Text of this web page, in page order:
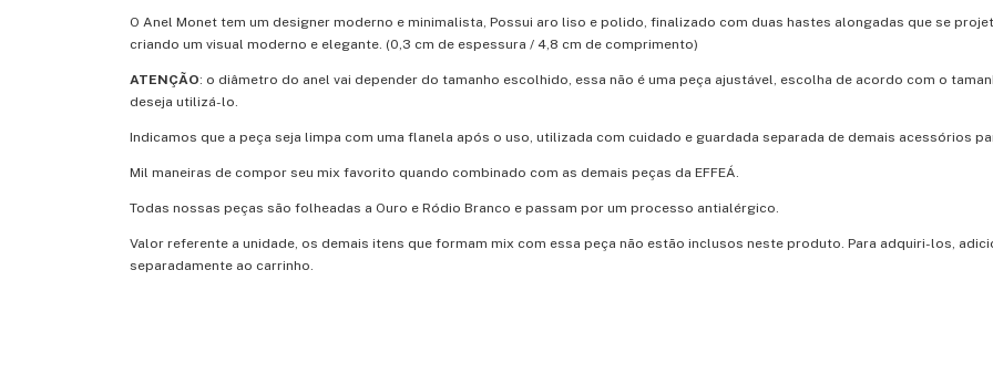
O Anel Monet tem um designer moderno e minimalista, Possui aro liso e polido, finalizado com duas hastes alongadas que se
criando um visual moderno e elegante. (0,3 cm de espessura / 4,8 cm de comprimento)
ATENÇÃO: o diâmetro do anel vai depender do tamanho escolhido, essa não é uma peça ajustável, escolha de acordo com o
deseja utilizá-lo.
Indicamos que a peça seja limpa com uma flanela após o uso, utilizada com cuidado e guardada separada de demais acessórios
Mil maneiras de compor seu mix favorito quando combinado com as demais peças da EFFEÁ.
Todas nossas peças são folheadas a Ouro e Ródio Branco e passam por um processo antialérgico.
Valor referente a unidade, os demais itens que formam mix com essa peça não estão inclusos neste produto. Para adquiri-los,
separadamente ao carrinho.